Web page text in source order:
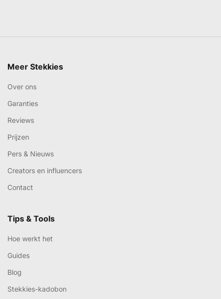
Meer Stekkies
Over ons
Garanties
Reviews
Prijzen
Pers & Nieuws
Creators en influencers
Contact
Tips & Tools
Hoe werkt het
Guides
Blog
Stekkies-kadobon